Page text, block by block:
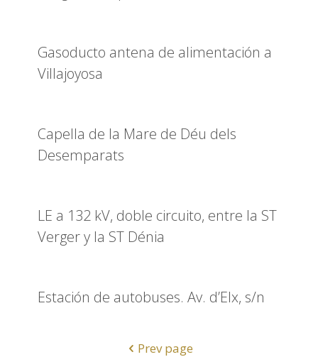
Gasoducto antena de alimentación a
Villajoyosa
Capella de la Mare de Déu dels
Desemparats
LE a 132 kV, doble circuito, entre la ST
Verger y la ST Dénia
Estación de autobuses. Av. d’Elx, s/n
Prev page